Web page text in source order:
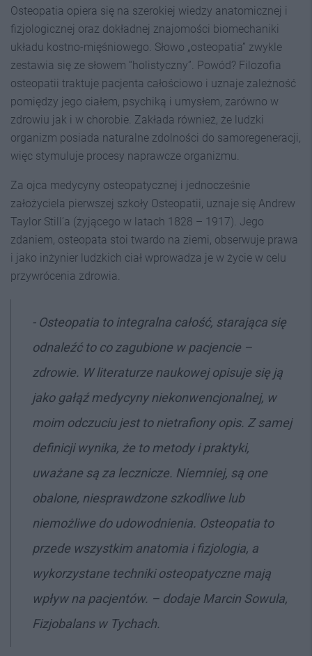
Osteopatia opiera się na szerokiej wiedzy anatomicznej i
fizjologicznej oraz dokładnej znajomości biomechaniki
układu kostno-mięśniowego. Słowo „osteopatia” zwykle
zestawia się ze słowem “holistyczny”. Powód? Filozofia
osteopatii traktuje pacjenta całościowo i uznaje zależność
pomiędzy jego ciałem, psychiką i umysłem, zarówno w
zdrowiu jak i w chorobie. Zakłada również, że ludzki
organizm posiada naturalne zdolności do samoregeneracji,
więc stymuluje procesy naprawcze organizmu.
Za ojca medycyny osteopatycznej i jednocześnie
założyciela pierwszej szkoły Osteopatii, uznaje się Andrew
Taylor Still’a (żyjącego w latach 1828 – 1917). Jego
zdaniem, osteopata stoi twardo na ziemi, obserwuje prawa
i jako inżynier ludzkich ciał wprowadza je w życie w celu
przywrócenia zdrowia.
- Osteopatia to integralna całość, starająca się
odnaleźć to co zagubione w pacjencie –
zdrowie. W literaturze naukowej opisuje się ją
jako gałąź medycyny niekonwencjonalnej, w
moim odczuciu jest to nietrafiony opis. Z samej
definicji wynika, że to metody i praktyki,
uważane są za lecznicze. Niemniej, są one
obalone, niesprawdzone szkodliwe lub
niemożliwe do udowodnienia. Osteopatia to
przede wszystkim anatomia i fizjologia, a
wykorzystane techniki osteopatyczne mają
wpływ na pacjentów. – dodaje Marcin Sowula,
Fizjobalans w Tychach.